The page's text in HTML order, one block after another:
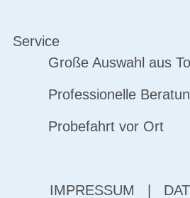
Service
Große Auswahl aus
Professionelle
Probefahrt vor Ort
IMPRESSUM